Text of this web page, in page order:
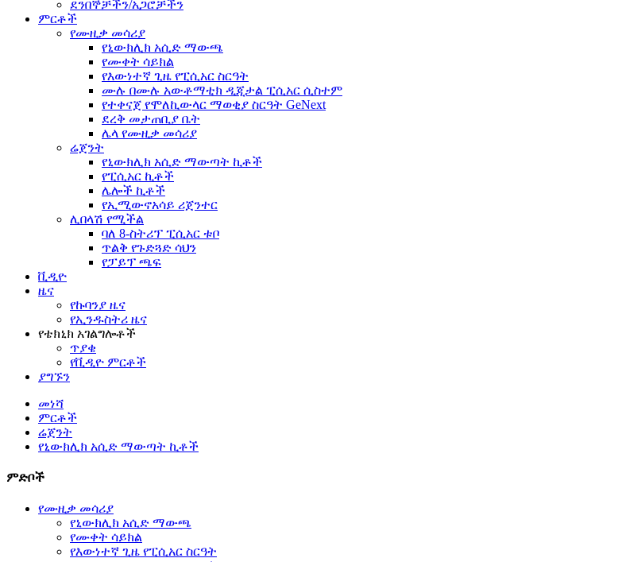
ደንበኞቻችን/አጋሮቻችን
ምርቶች
የሙዚቃ መሳሪያ
የኒውክሊክ አሲድ ማውጫ
የሙቀት ሳይክል
የእውነተኛ ጊዜ የፒሲአር ስርዓት
ሙሉ በሙሉ አውቶማቲክ ዲጂታል ፒሲአር ሲስተም
የተቀናጀ የሞለኪውላር ማወቂያ ስርዓት GeNext
ደረቅ መታጠቢያ ቤት
ሌላ የሙዚቃ መሳሪያ
ሬጀንት
የኒውክሊክ አሲድ ማውጣት ኪቶች
የፒሲአር ኪቶች
ሌሎች ኪቶች
የኢሚውኖአሳይ ሪጀንተር
ሊበላሽ የሚችል
ባለ 8-ስትሪፕ ፒሲአር ቱቦ
ጥልቅ የጉድጓድ ሳህን
የፓይፕ ጫፍ
ቪዲዮ
ዜና
የኩባንያ ዜና
የኢንዱስትሪ ዜና
የቴክኒክ አገልግሎቶች
ጥያቄ
የቪዲዮ ምርቶች
ያግኙን
መነሻ
ምርቶች
ሬጀንት
የኒውክሊክ አሲድ ማውጣት ኪቶች
ምድቦች
የሙዚቃ መሳሪያ
የኒውክሊክ አሲድ ማውጫ
የሙቀት ሳይክል
የእውነተኛ ጊዜ የፒሲአር ስርዓት